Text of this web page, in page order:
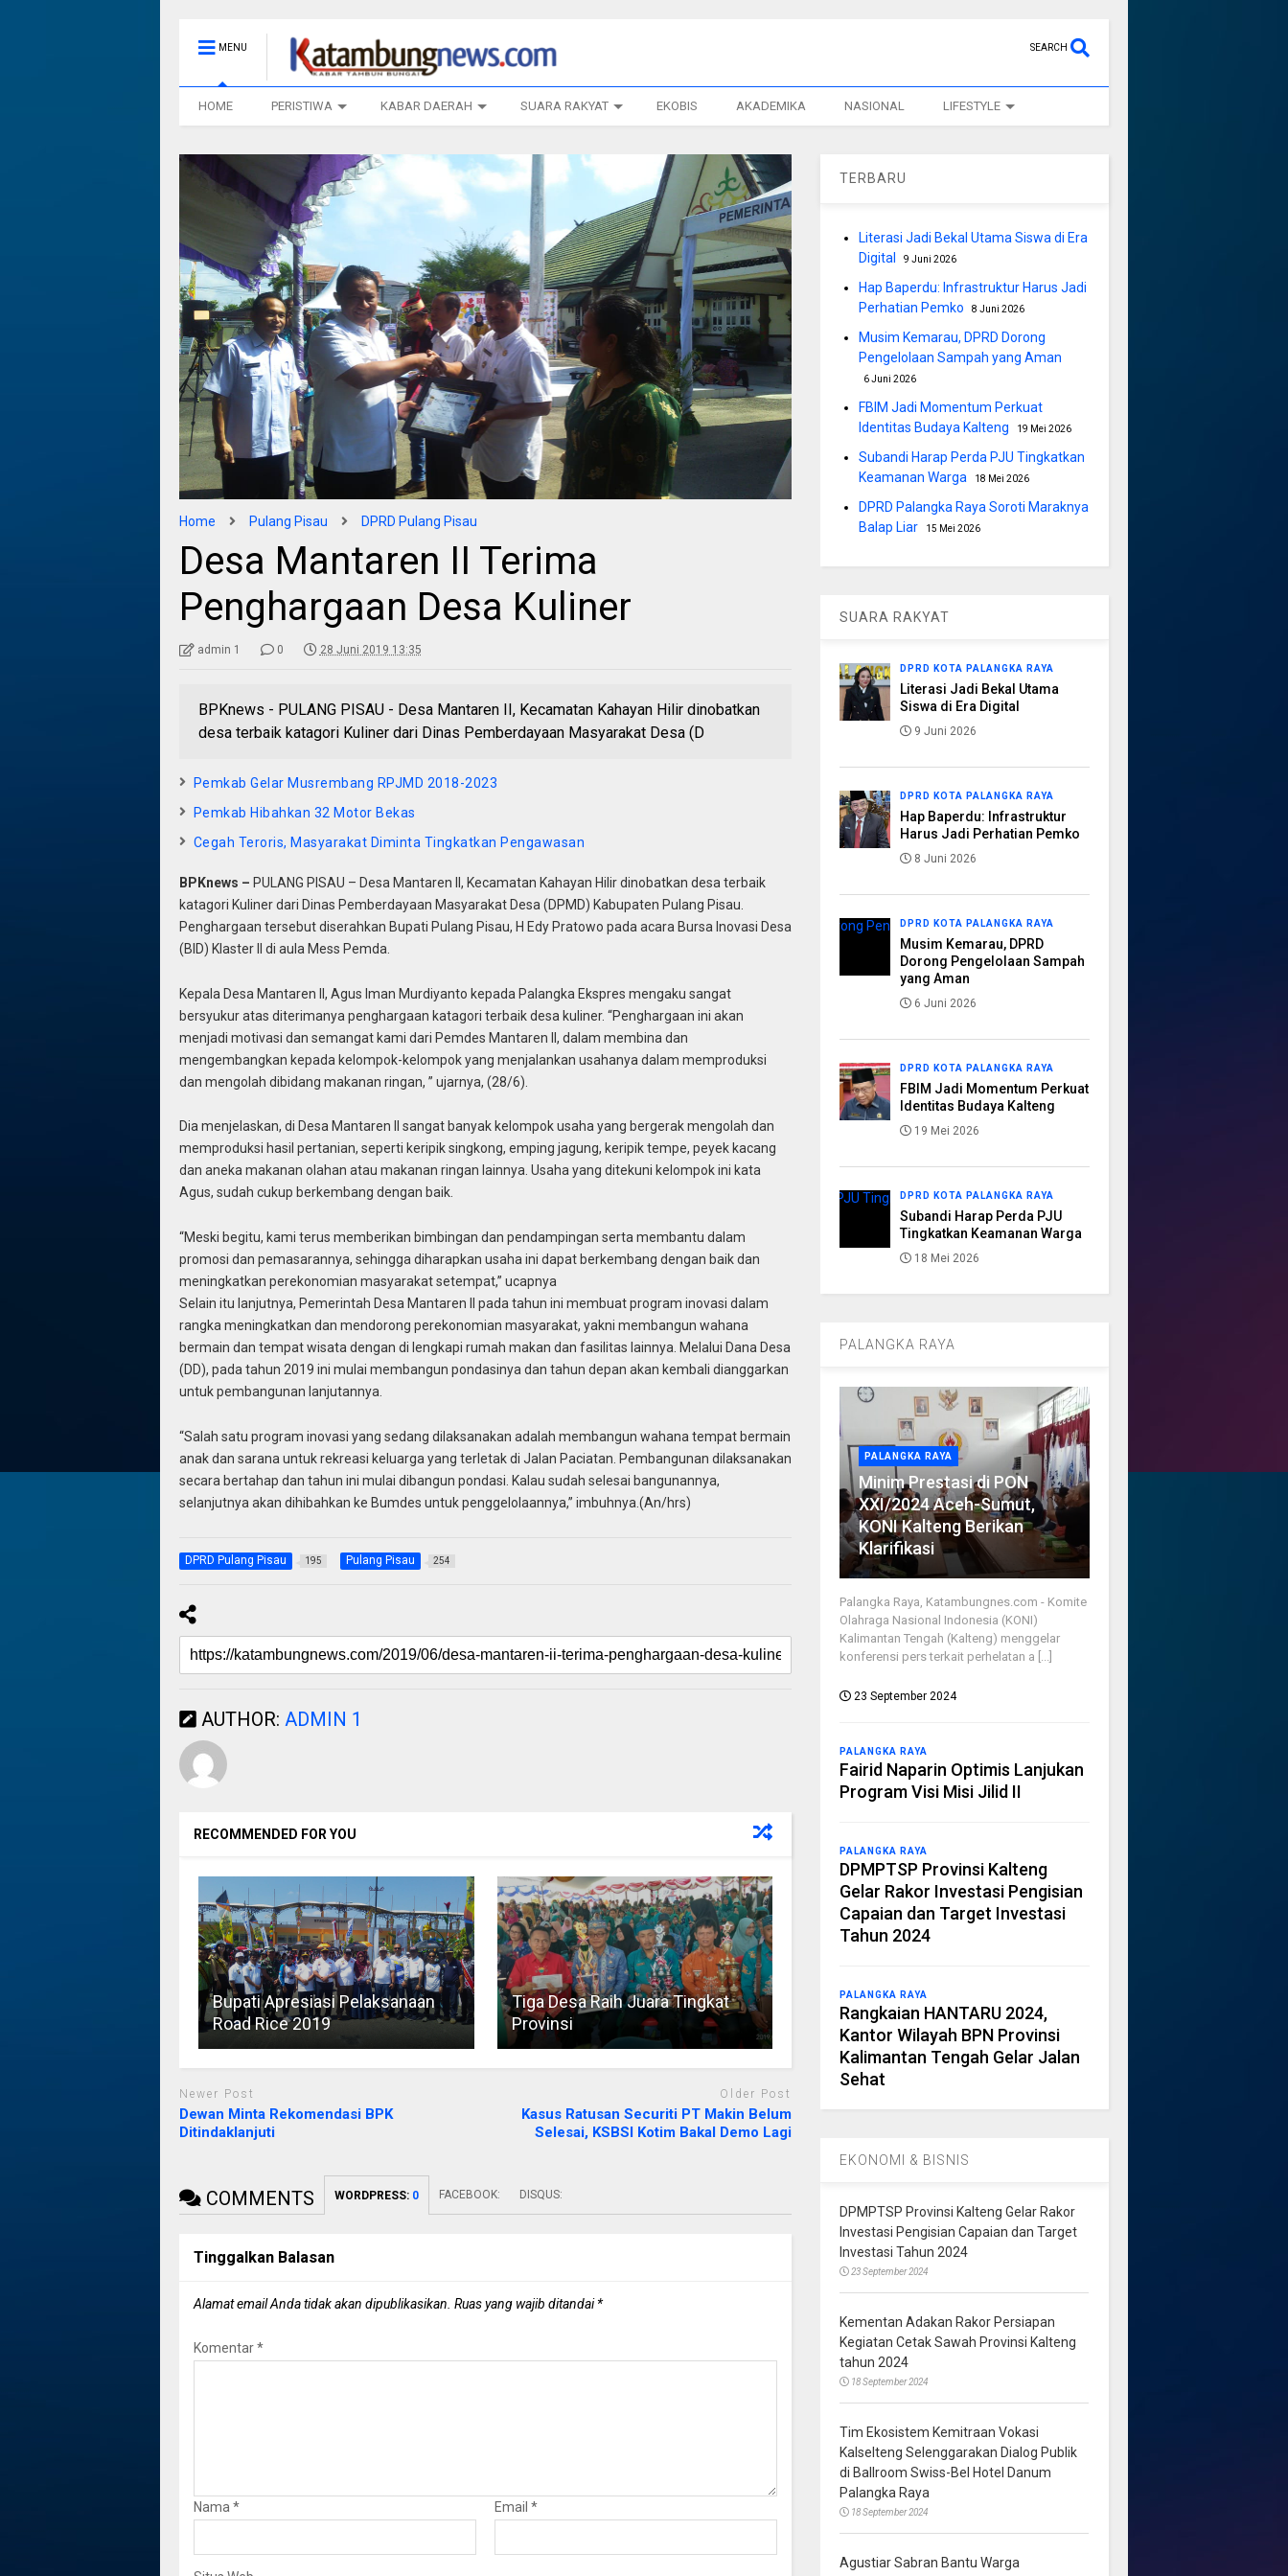
MENU SEARCH
HOME PERISTIWA KABAR DAERAH SUARA RAKYAT EKOBIS AKADEMIKA NASIONAL LIFESTYLE
Home Pulang Pisau DPRD Pulang Pisau
Desa Mantaren II Terima
Penghargaan Desa Kuliner
admin 1 0 28 Juni 2019 13:35
BPKnews - PULANG PISAU - Desa Mantaren II, Kecamatan Kahayan Hilir dinobatkan
desa terbaik katagori Kuliner dari Dinas Pemberdayaan Masyarakat Desa (D
Pemkab Gelar Musrembang RPJMD 2018-2023
Pemkab Hibahkan 32 Motor Bekas
Cegah Teroris, Masyarakat Diminta Tingkatkan Pengawasan
BPKnews – PULANG PISAU – Desa Mantaren II, Kecamatan Kahayan Hilir dinobatkan desa terbaik
katagori Kuliner dari Dinas Pemberdayaan Masyarakat Desa (DPMD) Kabupaten Pulang Pisau.
Penghargaan tersebut diserahkan Bupati Pulang Pisau, H Edy Pratowo pada acara Bursa Inovasi Desa
(BID) Klaster II di aula Mess Pemda.
Kepala Desa Mantaren II, Agus Iman Murdiyanto kepada Palangka Ekspres mengaku sangat
bersyukur atas diterimanya penghargaan katagori terbaik desa kuliner. “Penghargaan ini akan
menjadi motivasi dan semangat kami dari Pemdes Mantaren II, dalam membina dan
mengembangkan kepada kelompok-kelompok yang menjalankan usahanya dalam memproduksi
dan mengolah dibidang makanan ringan, ” ujarnya, (28/6).
Dia menjelaskan, di Desa Mantaren II sangat banyak kelompok usaha yang bergerak mengolah dan
memproduksi hasil pertanian, seperti keripik singkong, emping jagung, keripik tempe, peyek kacang
dan aneka makanan olahan atau makanan ringan lainnya. Usaha yang ditekuni kelompok ini kata
Agus, sudah cukup berkembang dengan baik.
“Meski begitu, kami terus memberikan bimbingan dan pendampingan serta membantu dalam
promosi dan pemasarannya, sehingga diharapkan usaha ini dapat berkembang dengan baik dan
meningkatkan perekonomian masyarakat setempat,” ucapnya
Selain itu lanjutnya, Pemerintah Desa Mantaren II pada tahun ini membuat program inovasi dalam
rangka meningkatkan dan mendorong perekonomian masyarakat, yakni membangun wahana
bermain dan tempat wisata dengan di lengkapi rumah makan dan fasilitas lainnya. Melalui Dana Desa
(DD), pada tahun 2019 ini mulai membangun pondasinya dan tahun depan akan kembali dianggarkan
untuk pembangunan lanjutannya.
“Salah satu program inovasi yang sedang dilaksanakan adalah membangun wahana tempat bermain
anak dan sarana untuk rekreasi keluarga yang terletak di Jalan Paciatan. Pembangunan dilaksanakan
secara bertahap dan tahun ini mulai dibangun pondasi. Kalau sudah selesai bangunannya,
selanjutnya akan dihibahkan ke Bumdes untuk penggelolaannya,” imbuhnya.(An/hrs)
DPRD Pulang Pisau 195 Pulang Pisau 254
AUTHOR: ADMIN 1
RECOMMENDED FOR YOU
Bupati Apresiasi Pelaksanaan
Road Rice 2019
Tiga Desa Raih Juara Tingkat
Provinsi
Newer Post
Dewan Minta Rekomendasi BPK
Ditindaklanjuti
Older Post
Kasus Ratusan Securiti PT Makin Belum
Selesai, KSBSI Kotim Bakal Demo Lagi
COMMENTS WORDPRESS: 0 FACEBOOK: DISQUS:
Tinggalkan Balasan
Alamat email Anda tidak akan dipublikasikan. Ruas yang wajib ditandai*
Komentar*
Nama * Email *
TERBARU
Literasi Jadi Bekal Utama Siswa di Era
Digital
9 Juni 2026
Hap Baperdu: Infrastruktur Harus Jadi
Perhatian Pemko
8 Juni 2026
Musim Kemarau, DPRD Dorong
Pengelolaan Sampah yang Aman
6 Juni 2026
FBIM Jadi Momentum Perkuat
Identitas Budaya Kalteng
19 Mei 2026
Subandi Harap Perda PJU Tingkatkan
Keamanan Warga
18 Mei 2026
DPRD Palangka Raya Soroti Maraknya
Balap Liar
15 Mei 2026
SUARA RAKYAT
DPRD KOTA PALANGKA RAYA
Literasi Jadi Bekal Utama
Siswa di Era Digital
9 Juni 2026
DPRD KOTA PALANGKA RAYA
Hap Baperdu: Infrastruktur
Harus Jadi Perhatian Pemko
8 Juni 2026
DPRD KOTA PALANGKA RAYA
Musim Kemarau, DPRD
Dorong Pengelolaan Sampah
yang Aman
6 Juni 2026
DPRD KOTA PALANGKA RAYA
FBIM Jadi Momentum Perkuat
Identitas Budaya Kalteng
19 Mei 2026
DPRD KOTA PALANGKA RAYA
Subandi Harap Perda PJU
Tingkatkan Keamanan Warga
18 Mei 2026
PALANGKA RAYA
PALANGKA RAYA
Minim Prestasi di PON
XXI/2024 Aceh-Sumut,
KONI Kalteng Berikan
Klarifikasi
Palangka Raya, Katambungnes.com - Komite
Olahraga Nasional Indonesia (KONI)
Kalimantan Tengah (Kalteng) menggelar
konferensi pers terkait perhelatan a [...]
23 September 2024
PALANGKA RAYA
Fairid Naparin Optimis Lanjukan
Program Visi Misi Jilid II
PALANGKA RAYA
DPMPTSP Provinsi Kalteng
Gelar Rakor Investasi Pengisian
Capaian dan Target Investasi
Tahun 2024
PALANGKA RAYA
Rangkaian HANTARU 2024,
Kantor Wilayah BPN Provinsi
Kalimantan Tengah Gelar Jalan
Sehat
EKONOMI & BISNIS
DPMPTSP Provinsi Kalteng Gelar Rakor
Investasi Pengisian Capaian dan Target
Investasi Tahun 2024
23 September 2024
Kementan Adakan Rakor Persiapan
Kegiatan Cetak Sawah Provinsi Kalteng
tahun 2024
18 September 2024
Tim Ekosistem Kemitraan Vokasi
Kalselteng Selenggarakan Dialog Publik
di Ballroom Swiss-Bel Hotel Danum
Palangka Raya
18 September 2024
Agustiar Sabran Bantu Warga